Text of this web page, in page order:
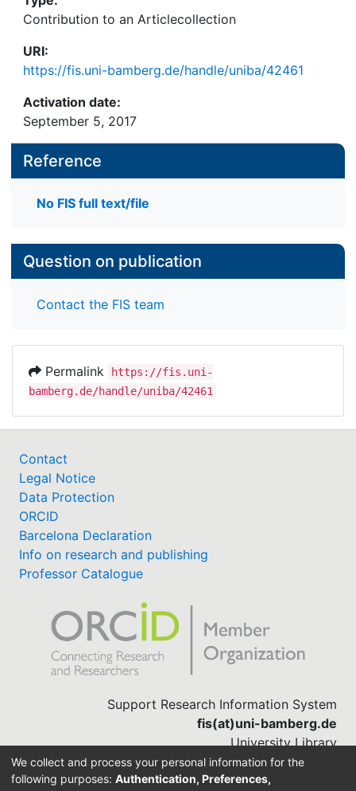
Contribution to an Articlecollection
URI:
https://fis.uni-bamberg.de/handle/uniba/42461
Activation date:
September 5, 2017
Reference
No FIS full text/file
Question on publication
Contact the FIS team
Permalink
https://fis.uni-
bamberg.de/handle/uniba/42461
Contact
Legal Notice
Data Protection
ORCID
Barcelona Declaration
Info on research and publishing
Professor Catalogue
Support Research Information System
fis(at)uni-bamberg.de
University Library
(0951) 863-1568
We collect and process your personal information for the
following purposes: Authentication, Preferences,